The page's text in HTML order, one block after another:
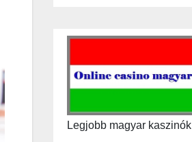
Legjobb magyar kaszinók